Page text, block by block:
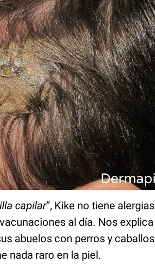
capilar”, Kike no tiene
al día. Nos
abuelos con perros y
nada raro en la piel.